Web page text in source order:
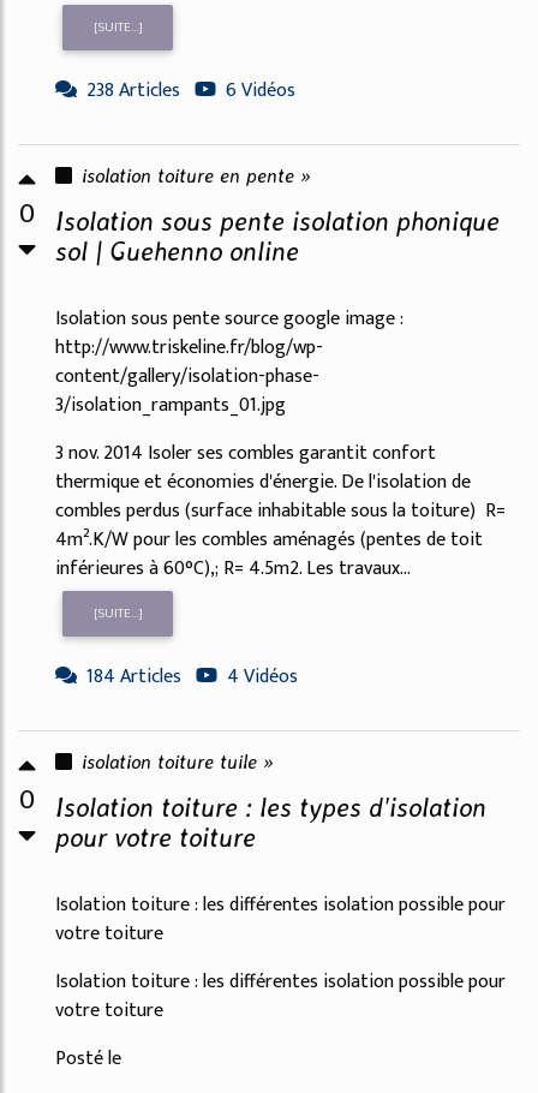
[SUITE...]
238 Articles 6 Vidéos
0
isolation toiture en pente »
Isolation sous pente isolation phonique
sol | Guehenno online
Isolation sous pente source google image :
http://www.triskeline.fr/blog/wp-
content/gallery/isolation-phase-
3/isolation_rampants_01.jpg
3 nov. 2014 Isoler ses combles garantit confort
thermique et économies d'énergie. De l'isolation de
combles perdus (surface inhabitable sous la toiture) R=
4m².K/W pour les combles aménagés (pentes de toit
inférieures à 60°C),; R= 4.5m2. Les travaux...
[SUITE...]
184 Articles 4 Vidéos
0
isolation toiture tuile »
Isolation toiture : les types d'isolation
pour votre toiture
Isolation toiture : les différentes isolation possible pour
votre toiture
Isolation toiture : les différentes isolation possible pour
votre toiture
Posté le